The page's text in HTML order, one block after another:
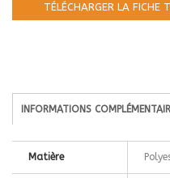
TÉLÉCHARGER LA FICHE
INFORMATIONS
Matière